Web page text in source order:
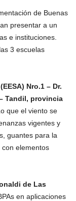
de Buenas
presentar a un
e instituciones.
3 escuelas
Nro.1 – Dr.
Tandil, provincia
que el viento se
vigentes y
guantes para la
elementos
de Las
en aplicaciones